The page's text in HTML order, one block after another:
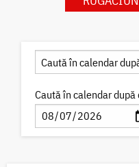
Caută în calendar după